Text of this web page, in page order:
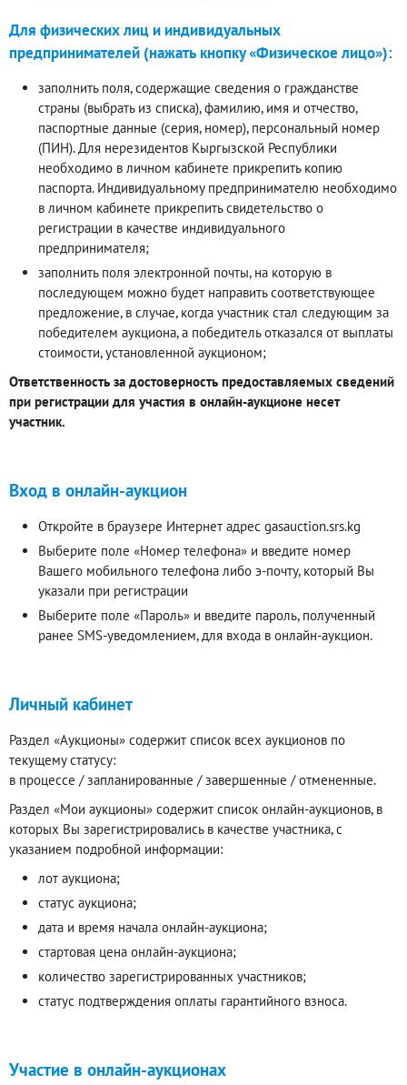
Для физических лиц и индивидуальных
предпринимателей (нажать кнопку «Физическое лицо»):
заполнить поля, содержащие сведения о гражданстве
страны (выбрать из списка), фамилию, имя и отчество,
паспортные данные (серия, номер), персональный номер
(ПИН). Для нерезидентов Кыргызской Республики
необходимо в личном кабинете прикрепить копию
паспорта. Индивидуальному предпринимателю необходимо
в личном кабинете прикрепить свидетельство о
регистрации в качестве индивидуального
предпринимателя;
заполнить поля электронной почты, на которую в
последующем можно будет направить соответствующее
предложение, в случае, когда участник стал следующим за
победителем аукциона, а победитель отказался от выплаты
стоимости, установленной аукционом;
Ответственность за достоверность предоставляемых сведений
при регистрации для участия в онлайн-аукционе несет
участник.
Вход в онлайн-аукцион
Откройте в браузере Интернет адрес gasauction.srs.kg
Выберите поле «Номер телефона» и введите номер
Вашего мобильного телефона либо э-почту, который Вы
указали при регистрации
Выберите поле «Пароль» и введите пароль, полученный
ранее SMS-уведомлением, для входа в онлайн-аукцион.
Личный кабинет
Раздел «Аукционы» содержит список всех аукционов по
текущему статусу:
в процессе / запланированные / завершенные / отмененные.
Раздел «Мои аукционы» содержит список онлайн-аукционов, в
которых Вы зарегистрировались в качестве участника, с
указанием подробной информации:
лот аукциона;
статус аукциона;
дата и время начала онлайн-аукциона;
стартовая цена онлайн-аукциона;
количество зарегистрированных участников;
статус подтверждения оплаты гарантийного взноса.
Участие в онлайн-аукционах